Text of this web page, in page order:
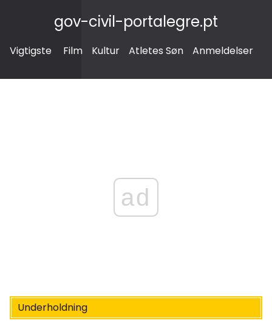
gov-civil-portalegre.pt
Vigtigste Film Kultur Atletes Søn Anmeldelser
ad
Underholdning